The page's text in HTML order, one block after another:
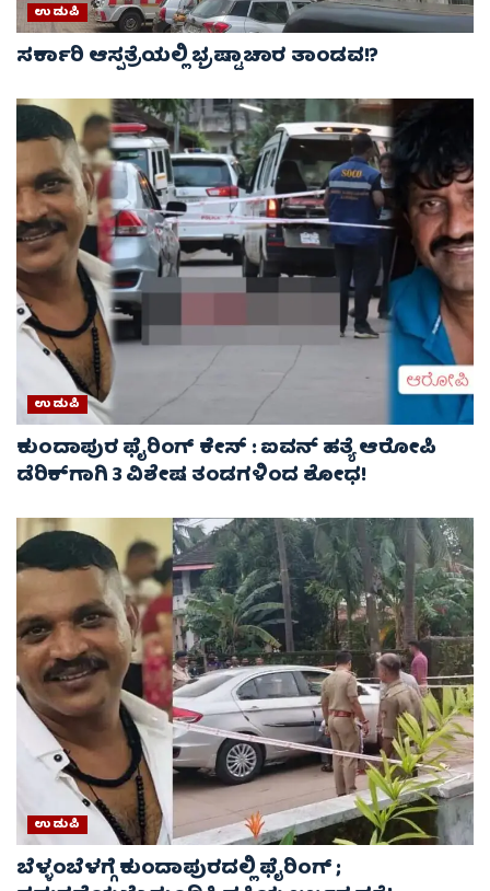
ಉಡುಪಿ
ಸರ್ಕಾರಿ ಆಸ್ಪತ್ರೆಯಲ್ಲಿ ಭ್ರಷ್ಟಾಚಾರ ತಾಂಡವ!?
ಉಡುಪಿ
ಕುಂದಾಪುರ ಫೈರಿಂಗ್‌ ಕೇಸ್‌ : ಐವನ್ ಹತ್ಯೆ ಆರೋಪಿ
ಡೆರಿಕ್‌ಗಾಗಿ 3 ವಿಶೇಷ ತಂಡಗಳಿಂದ ಶೋಧ!
ಉಡುಪಿ
ಬೆಳ್ಳಂಬೆಳಗ್ಗೆ ಕುಂದಾಪುರದಲ್ಲಿ ಫೈರಿಂಗ್​ ;